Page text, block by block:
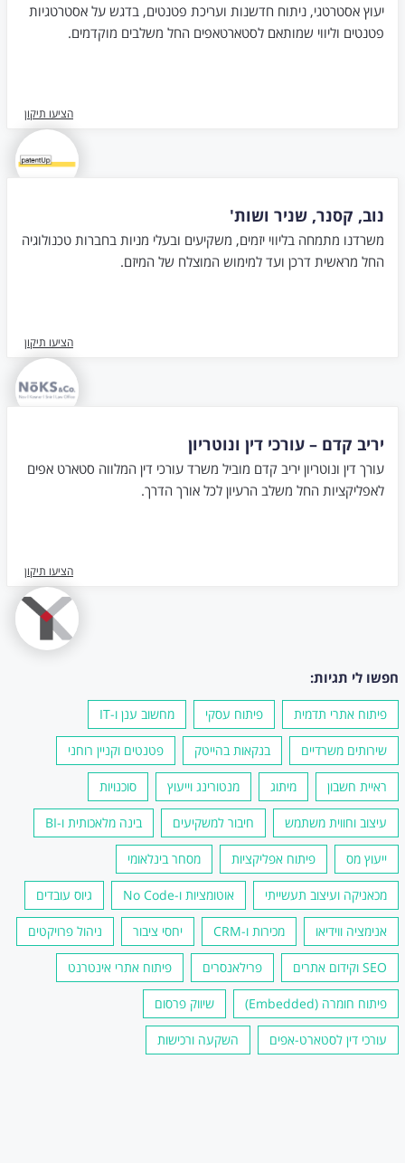
יעוץ אסטרטגי, ניתוח חדשנות ועריכת פטנטים, בדגש על אסטרטגיות
פטנטים וליווי שמותאם לסטארטאפים החל משלבים מוקדמים.
הציעו תיקון
נוב, קסנר, שניר ושות'
משרדנו מתמחה בליווי יזמים, משקיעים ובעלי מניות בחברות טכנולוגיה
החל מראשית דרכן ועד למימוש המוצלח של המיזם.
הציעו תיקון
יריב קדם – עורכי דין ונוטריון
עורך דין ונוטריון יריב קדם מוביל משרד עורכי דין המלווה סטארט אפים
לאפליקציות החל משלב הרעיון לכל אורך הדרך.
הציעו תיקון
חפשו לי תגיות:
פיתוח אתרי תדמית פיתוח עסקי מחשוב ענן ו-IT
שירותים משרדיים בנקאות בהייטק פטנטים וקניין רוחני
ראיית חשבון מיתוג מנטורינג וייעוץ סוכנויות
עיצוב וחווית משתמש חיבור למשקיעים בינה מלאכותית ו-BI
ייעוץ מס פיתוח אפליקציות מסחר בינלאומי
מכאניקה ועיצוב תעשייתי אוטומציות ו-No Code גיוס עובדים
אנימציה ווידיאו מכירות ו-CRM יחסי ציבור ניהול פרויקטים
SEO וקידום אתרים פרילאנסרים פיתוח אתרי אינטרנט
פיתוח חומרה (Embedded) שיווק פרסום
עורכי דין לסטארט-אפים השקעה ורכישות